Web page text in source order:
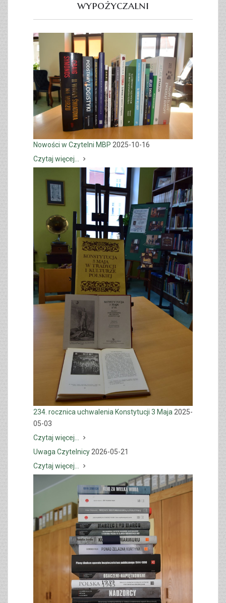
wypożyczalni
Nowości w Czytelni MBP 2025-10-16
Czytaj więcej...
234. rocznica uchwalenia Konstytucji 3 Maja 2025-
05-03
Czytaj więcej...
Uwaga Czytelnicy 2026-05-21
Czytaj więcej...